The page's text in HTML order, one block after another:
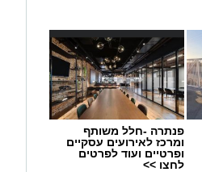
פנתרה -חלל משותף
ומרכז לאירועים עסקיים
ופרטיים ועוד לפרטים
לחצו >>